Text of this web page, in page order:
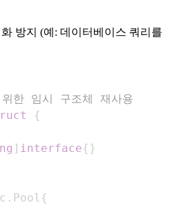
방지 (예: 데이터베이스 쿼리를
한 임시 구조체 재사용
{
] interface{ }
. Pool {